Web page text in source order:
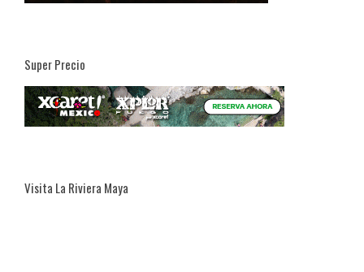
Super Precio
Visita La Riviera Maya